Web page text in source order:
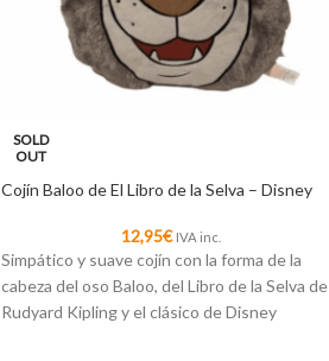
SOLD
OUT
Cojín Baloo de El Libro de la Selva – Disney
12,95€ IVA inc.
Simpático y suave cojín con la forma de la
cabeza del oso Baloo, del Libro de la Selva de
Rudyard Kipling y el clásico de Disney